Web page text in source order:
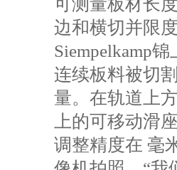
可测量板材长
边和横切并限
Siempelkamp
连续板料被切
量。在轨道上
上的可移动滑
调整精度在 毫